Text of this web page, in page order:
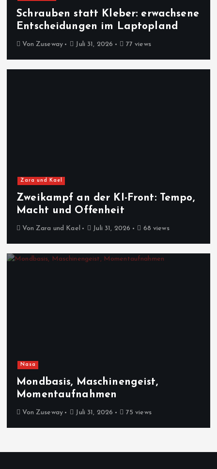
Schrauben statt Kleber: erwachsene
Entscheidungen im Laptopland
Von Zuseway Juli 31, 2026 77 views
Zara und Kael
Zweikampf an der KI-Front: Tempo,
Macht und Offenheit
Von Zara und Kael Juli 31, 2026 68 views
Nasa
Mondbasis, Maschinengeist,
Momentaufnahmen
Von Zuseway Juli 31, 2026 75 views